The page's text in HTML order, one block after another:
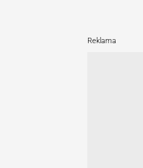
Reklama